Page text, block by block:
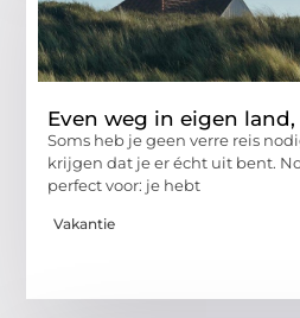
Even weg in eigen
Soms heb je geen verre reis
krijgen dat je er écht uit bent.
perfect voor: je hebt
Vakantie